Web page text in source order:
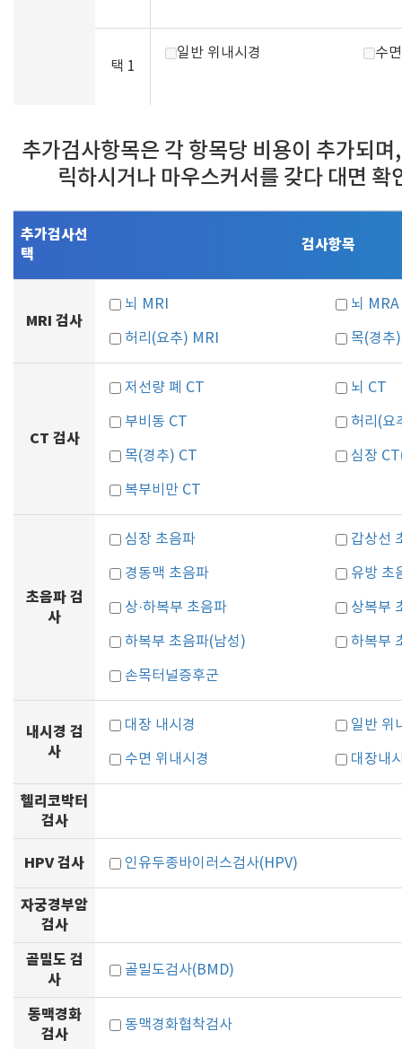
택 1
일반 위내시경 수
추가검사항목은 각 항목당 비용이 추가되
릭하시거나 마우스커서를 갖다 대면 확
추가검사선
택
검사항목
MRI 검사
뇌 MRI 뇌 MRA
허리(요추) MRI 목(경추
CT 검사
저선량 폐 CT 뇌 CT
부비동 CT 허리(요
목(경추) CT 심장
복부비만 CT
초음파 검
사
심장 초음파 갑상선
경동맥 초음파 유방 초
상·하복부 초음파 상복부
하복부 초음파(남성) 하복부
손목터널증후군
내시경 검
사
대장 내시경 일반 위
수면 위내시경 대장내
헬리코박터
검사
HPV 검사 인유두종바이러스검사(HPV)
자궁경부암
검사
골밀도 검
사
골밀도검사(BMD)
동맥경화
검사
동맥경화협착검사